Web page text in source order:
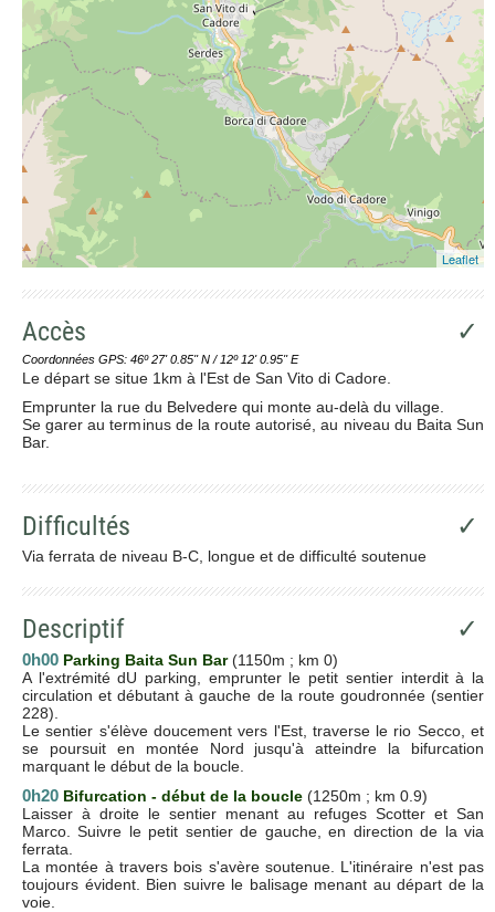
Leaflet
Accès ✓
Coordonnées GPS: 46º 27' 0.85'' N / 12º 12' 0.95'' E
Le départ se situe 1km à l'Est de San Vito di Cadore.
Emprunter la rue du Belvedere qui monte au-delà du village.
Se garer au terminus de la route autorisé, au niveau du Baita Sun
Bar.
Difficultés ✓
Via ferrata de niveau B-C, longue et de difficulté soutenue
Descriptif ✓
0h00 Parking Baita Sun Bar(1150m ; km 0)
A l'extrémité dU parking, emprunter le petit sentier interdit à la
circulation et débutant à gauche de la route goudronnée (sentier
228).
Le sentier s'élève doucement vers l'Est, traverse le rio Secco, et
se poursuit en montée Nord jusqu'à atteindre la bifurcation
marquant le début de la boucle.
0h20 Bifurcation - début de la boucle (1250m ; km 0.9)
Laisser à droite le sentier menant au refuges Scotter et San
Marco. Suivre le petit sentier de gauche, en direction de la via
ferrata.
La montée à travers bois s'avère soutenue. L'itinéraire n'est pas
toujours évident. Bien suivre le balisage menant au départ de la
voie.